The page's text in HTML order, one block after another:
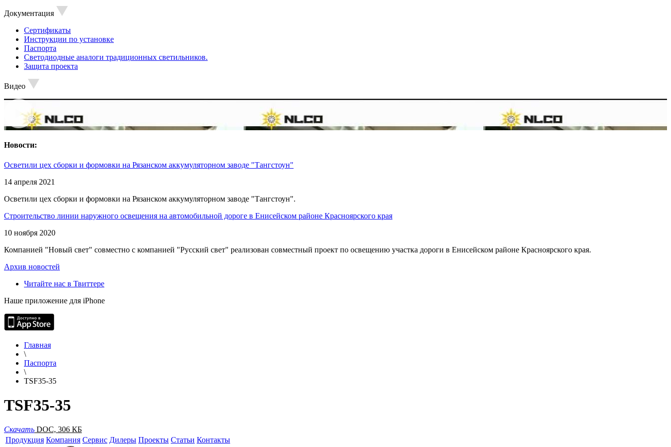
Документация
Сертификаты
Инструкции по установке
Паспорта
Светодиодные аналоги традиционных светильников.
Защита проекта
Видео
Новости:
Осветили цех сборки и формовки на Рязанском аккумуляторном заводе "Тангстоун"
14 апреля 2021
Осветили цех сборки и формовки на Рязанском аккумуляторном заводе "Тангстоун".
Строительство линии наружного освещения на автомобильной дороге в Енисейском районе Красноярского края
10 ноября 2020
Компанией "Новый свет" совместно с компанией "Русский свет" реализован совместный проект по освещению участка дороги в Енисейском районе Красноярского края.
Архив новостей
Читайте нас в Твиттере
Наше приложение для iPhone
Главная
\
Паспорта
\
TSF35-35
TSF35-35
Скачать DOC, 306 КБ
Продукция Компания Сервис Дилеры Проекты Статьи Контакты